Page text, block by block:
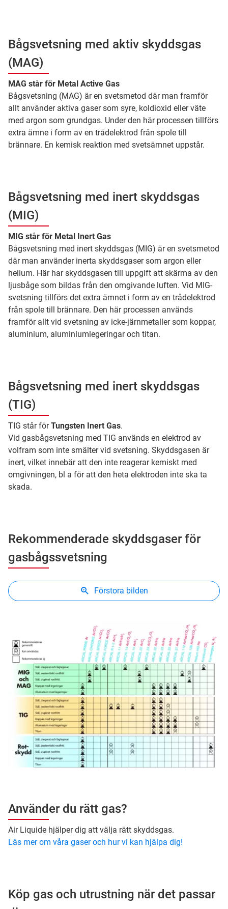
Bågsvetsning med aktiv skyddsgas
(MAG)
MAG står för Metal Active Gas
Bågsvetsning (MAG) är en svetsmetod där man framför
allt använder aktiva gaser som syre, koldioxid eller väte
med argon som grundgas. Under den här processen tillförs
extra ämne i form av en trådelektrod från spole till
brännare. En kemisk reaktion med svetsämnet uppstår.
Bågsvetsning med inert skyddsgas
(MIG)
MIG står för Metal Inert Gas
Bågsvetsning med inert skyddsgas (MIG) är en svetsmetod
där man använder inerta skyddsgaser som argon eller
helium. Här har skyddsgasen till uppgift att skärma av den
ljusbåge som bildas från den omgivande luften. Vid MIG-
svetsning tillförs det extra ämnet i form av en trådelektrod
från spole till brännare. Den här processen används
framför allt vid svetsning av icke-järnmetaller som koppar,
aluminium, aluminiumlegeringar och titan.
Bågsvetsning med inert skyddsgas
(TIG)
TIG står förTungsten Inert Gas.
Vid gasbågsvetsning med TIG används en elektrod av
volfram som inte smälter vid svetsning. Skyddsgasen är
inert, vilket innebär att den inte reagerar kemiskt med
omgivningen, bl a för att den heta elektroden inte ska ta
skada.
Rekommenderade skyddsgaser för
gasbågssvetsning
Förstora bilden
Använder du rätt gas?
Air Liquide hjälper dig att välja rätt skyddsgas.
Läs mer om våra gaser och hur vi kan hjälpa dig!
Köp gas och utrustning när det passar